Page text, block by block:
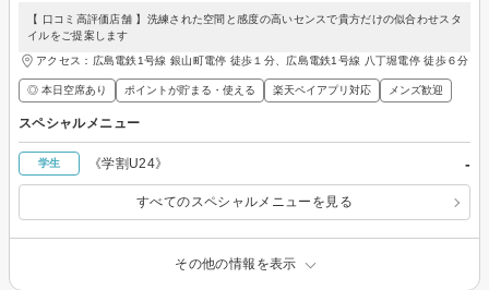
【 口コミ高評価店舗 】洗練された空間と感度の高いセンスで貴方だけの似合わせスタ
イルをご提案します
アクセス：広島電鉄1号線 銀山町電停 徒歩１分、広島電鉄1号線 八丁堀電停 徒歩６分
◎ 本日空席あり ポイントが貯まる・使える 楽天ペイアプリ対応 メンズ歓迎
スペシャルメニュー
学生 《学割U24》 -
すべてのスペシャルメニューを見る
その他の情報を表示